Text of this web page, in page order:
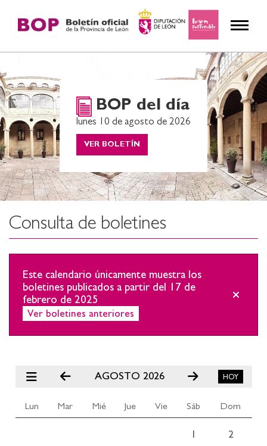
BOP del día
lunes 10 de agosto de 2026
VER BOLETÍN
Consulta de boletines
Este calendario únicamente muestra los
boletines publicados a partir del 17 de
febrero de 2025
Ver boletines anteriores
AGOSTO 2026
Lun Mar Mié Jue Vie Sáb Dom
2